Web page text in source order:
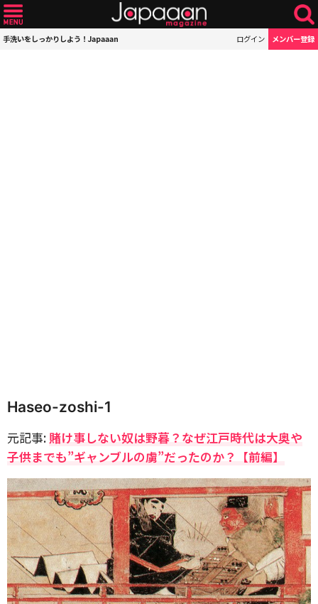
手洗いをしっかりしよう！Japaaan ログイン メンバー登録
Haseo-zoshi-1
元記事: 賭け事しない奴は野暮？なぜ江戸時代は大奥や
子供までも”ギャンブルの虜”だったのか？【前編】